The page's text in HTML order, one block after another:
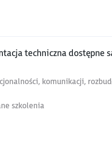
techniczna dostępne
komunikacji,
szkolenia